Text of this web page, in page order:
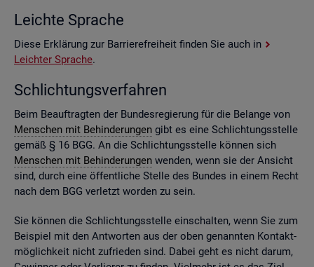
Leich­te Spra­che
Diese Er­klä­rung zur Bar­rie­re­frei­heit fin­den Sie auch in
Leich­ter Spra­che.
Schlich­tungs­ver­fah­ren
Beim Be­auf­trag­ten der Bun­des­re­gie­rung für die Be­lan­ge von
Men­schen mit Be­hin­de­run­gen gibt es eine Schlich­tungs­stel­le
gemäß § 16 BGG. An die Schlich­tungs­stel­le kön­nen sich
Men­schen mit Be­hin­de­run­gen wen­den, wenn sie der An­sicht
sind, durch eine öf­fent­li­che Stel­le des Bun­des in einem Recht
nach dem BGG ver­letzt wor­den zu sein.
Sie kön­nen die Schlich­tungs­stel­le ein­schal­ten, wenn Sie zum
Bei­spiel mit den Ant­wor­ten aus der oben ge­nann­ten Kon­takt­
mög­lich­keit nicht zu­frie­den sind. Dabei geht es nicht darum,